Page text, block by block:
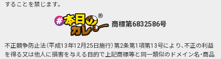
することを禁じます。
商標第6832586号
不正競争防止法（平成13年12月25日施行）第2条第1項第13号により、不正の利益
を得る又は他人に損害を与える目的で上記商標等と同一類似のドメイン名・商品